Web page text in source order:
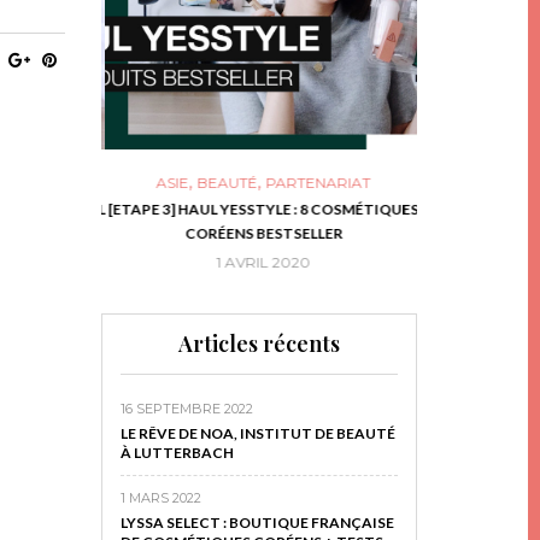
ASIE, BEAUTÉ, PARTENARIAT
[ETAPE 3] HAUL YESSTYLE : 8 COSMÉTIQUES
CORÉENS BESTSELLER
1 AVRIL 2020
Articles récents
16 SEPTEMBRE 2022
LE RÊVE DE NOA, INSTITUT DE BEAUTÉ
À LUTTERBACH
1 MARS 2022
LYSSA SELECT : BOUTIQUE FRANÇAISE